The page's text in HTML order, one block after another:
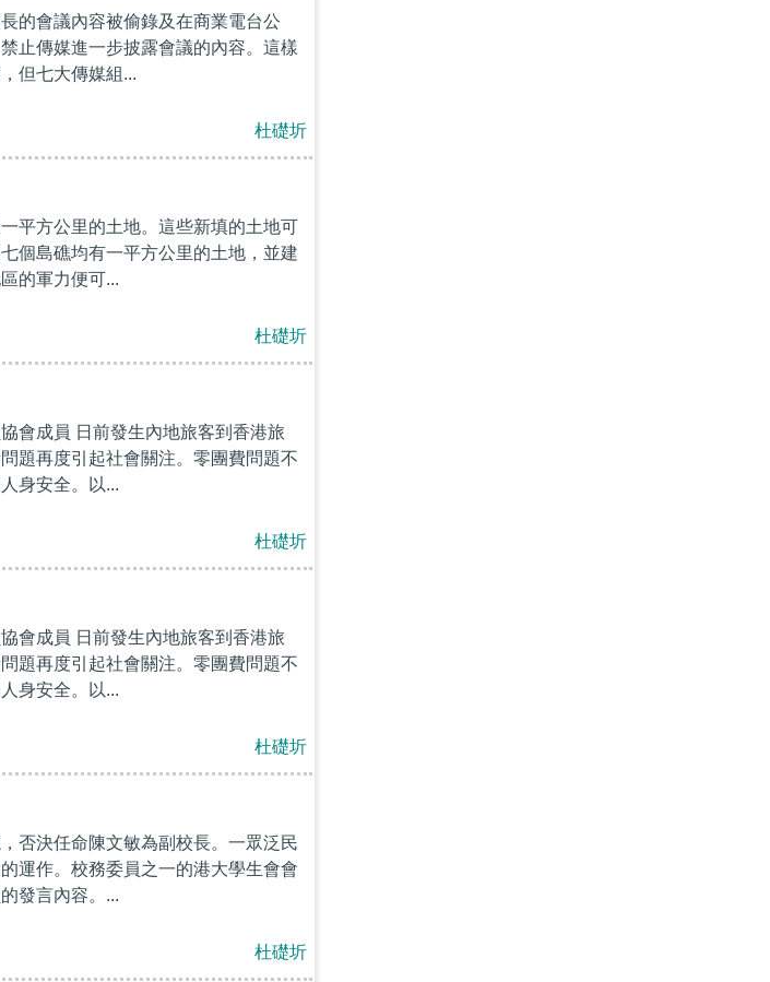
的會議內容被偷錄及在商業電台公
止傳媒進一步披露會議的內容。這樣
但七大傳媒組...
杜礎圻
平方公里的土地。這些新填的土地可
個島礁均有一平方公里的土地，並建
的軍力便可...
杜礎圻
會成員 日前發生內地旅客到香港旅
題再度引起社會關注。零團費問題不
身安全。以...
杜礎圻
會成員 日前發生內地旅客到香港旅
題再度引起社會關注。零團費問題不
身安全。以...
杜礎圻
否決任命陳文敏為副校長。一眾泛民
運作。校務委員之一的港大學生會會
發言內容。...
杜礎圻